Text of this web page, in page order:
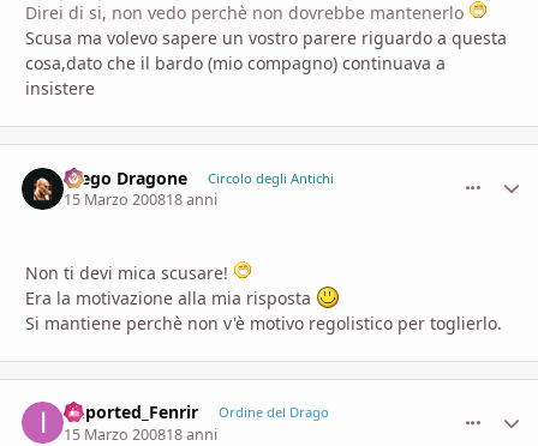
Direi di si, non vedo perchè non dovrebbe mantenerlo
Scusa ma volevo sapere un vostro parere riguardo a questa
cosa,dato che il bardo (mio compagno) continuava a
insistere
Diego Dragone Circolo degli Antichi
15 Marzo 200818 anni
Non ti devi mica scusare!
Era la motivazione alla mia risposta
Si mantiene perchè non v'è motivo regolistico per toglierlo.
imported_Fenrir Ordine del Drago
15 Marzo 200818 anni